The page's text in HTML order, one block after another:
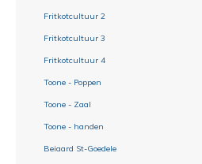
Fritkotcultuur 2
Fritkotcultuur 3
Fritkotcultuur 4
Toone - Poppen
Toone - Zaal
Toone - handen
Beiaard St-Goedele